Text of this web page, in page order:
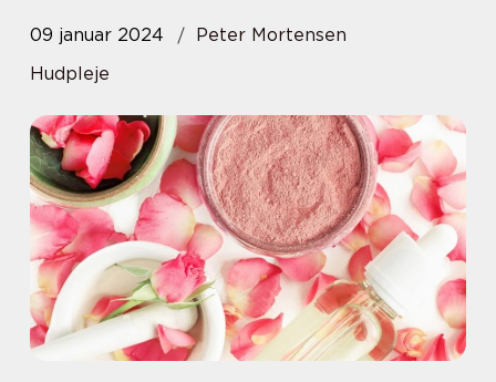
09 januar 2024
Peter Mortensen
Hudpleje